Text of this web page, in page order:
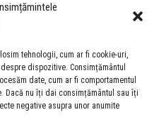
tehnologii, cum ar fi cookie-uri,
dispozitive. Consimțământul
date, cum ar fi comportamentul
Dacă nu îți dai consimțământul sau îți
negative asupra unor anumite
Y
u
t
u
b
I
s
t
a
g
Acces, care oferă
de a consulta site-ul